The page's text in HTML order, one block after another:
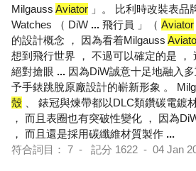
Milgauss Aviator 」。 比利時改裝表品
Watches （ DiW ... 飛行員 」（ Aviator
的設計概念 ， 因為看着Milgauss
想到飛行世界 ， 不過可以確定的是 ，
絕對搶眼 ... 因為DiW誠意十足地融入
予手錶跳脫原廠設計的嶄新形象 。
殼 、 錶冠與煉帶都以DLC類鑽碳電鍍
， 而且表圈也有突破性變化 ， 因為
， 而且還是採用碳纖維材質製作 ...
符合詞目： 7 - 記分 1622 - 04 Jan